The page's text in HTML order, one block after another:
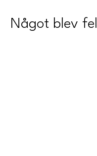
Något blev fel